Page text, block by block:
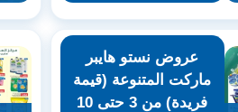
عروض نستو هايبر
ماركت المتنوعة (قيمة
فريدة) من 3 حتى 10